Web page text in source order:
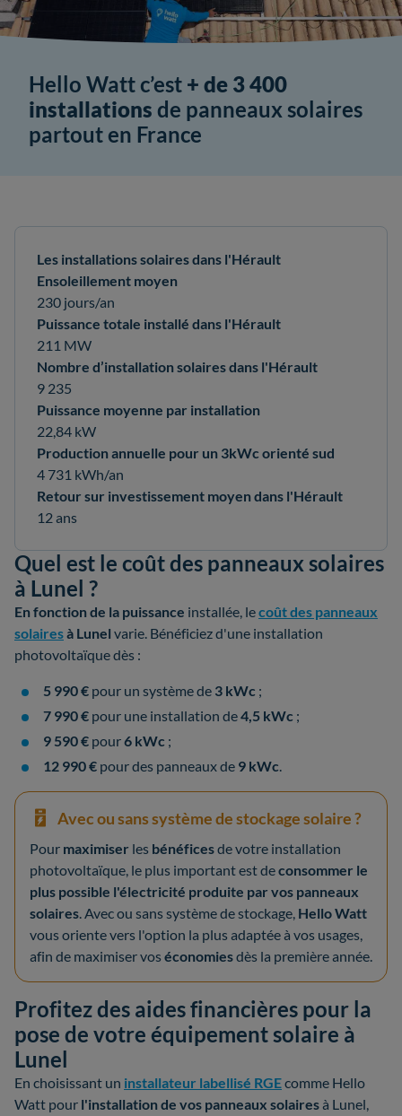
Hello Watt c’est + de 3 400
installations de panneaux solaires
partout en France
Les installations solaires dans l'Hérault
Ensoleillement moyen
230 jours/an
Puissance totale installé dans l'Hérault
211 MW
Nombre d’installation solaires dans l'Hérault
9 235
Puissance moyenne par installation
22,84 kW
Production annuelle pour un 3kWc orienté sud
4 731 kWh/an
Retour sur investissement moyen dans l'Hérault
12 ans
Quel est le coût des panneaux solaires
à Lunel ?
En fonction de la puissance installée, lecoût des panneaux
solairesà Lunel varie. Bénéficiez d'une installation
photovoltaïque dès :
5 990 € pour un système de 3 kWc ;
7 990 € pour une installation de4,5 kWc ;
9 590 € pour6 kWc ;
12 990 € pour des panneaux de 9 kWc.
Avec ou sans système de stockage solaire ?
Pour maximiser les bénéficesde votre installation
photovoltaïque, le plus important est deconsommer le
plus possible l'électricité produite par vos panneaux
solaires. Avec ou sans système de stockage, Hello Watt
vous oriente vers l'option la plus adaptée à vos usages,
afin de maximiser voséconomiesdès la première année.
Profitez des aides financières pour la
pose de votre équipement solaire à
Lunel
En choisissant un installateur labellisé RGEcomme Hello
Watt pour l'installation de vos panneaux solairesà Lunel,